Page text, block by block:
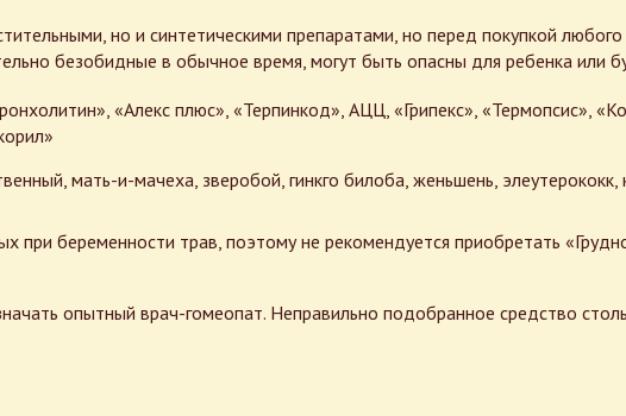
но и синтетическими препаратами, но перед покупкой
безобидные в обычное время, могут быть опасны для ребенка или
«Алекс плюс», «Терпинкод», АЦЦ, «Грипекс», «Термопсис»,
мать-и-мачеха, зверобой, гинкго билоба, женьшень,
беременности трав, поэтому не рекомендуется приобретать
опытный врач-гомеопат. Неправильно подобранное средство